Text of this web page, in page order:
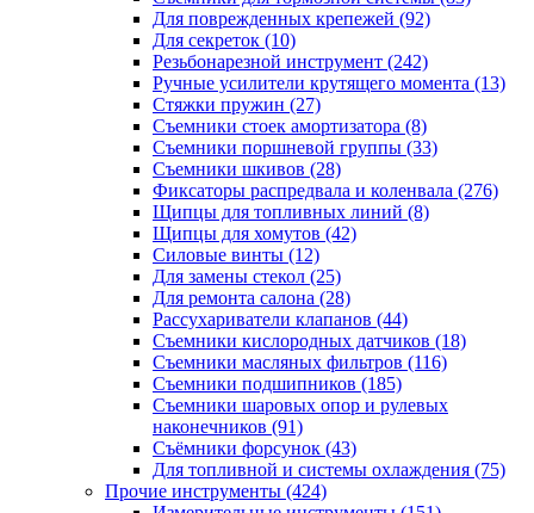
Для поврежденных крепежей (92)
Для секреток (10)
Резьбонарезной инструмент (242)
Ручные усилители крутящего момента (13)
Стяжки пружин (27)
Съемники стоек амортизатора (8)
Съемники поршневой группы (33)
Съемники шкивов (28)
Фиксаторы распредвала и коленвала (276)
Щипцы для топливных линий (8)
Щипцы для хомутов (42)
Силовые винты (12)
Для замены стекол (25)
Для ремонта салона (28)
Рассухариватели клапанов (44)
Съемники кислородных датчиков (18)
Съемники масляных фильтров (116)
Съемники подшипников (185)
Съемники шаровых опор и рулевых
наконечников (91)
Съёмники форсунок (43)
Для топливной и системы охлаждения (75)
Прочие инструменты (424)